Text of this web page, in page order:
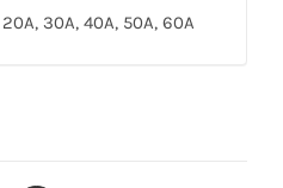
20A, 30A, 40A, 50A, 60A